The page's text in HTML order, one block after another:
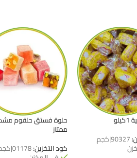
90327|كجم
حلوة فستق حلقوم
ممتاز
كود التخزين:01178|كجم